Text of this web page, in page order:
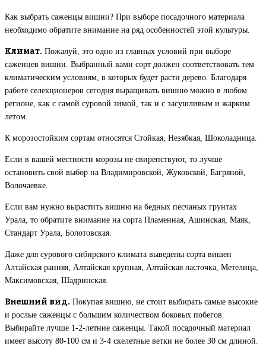
Как выбрать саженцы вишни? При выборе посадочного материала
необходимо обратите внимание на ряд особенностей этой культуры.
Климат. Пожалуй, это одно из главных условий при выборе
саженцев вишни. Выбранный вами сорт должен соответствовать тем
климатическим условиям, в которых будет расти дерево. Благодаря
работе селекционеров сегодня выращивать вишню можно в любом
регионе, как с самой суровой зимой, так и с засушливым и жарким
летом.
К морозостойким сортам относятся Стойкая, Незябкая, Шоколадница.
Если в вашей местности морозы не свирепствуют, то лучше
остановить свой выбор на Владимировской, Жуковской, Багряной,
Волочаевке.
Если вам нужно вырастить вишню на бедных песчаных грунтах
Урала, то обратите внимание на сорта Пламенная, Ашинская, Маяк,
Стандарт Урала, Болотовская.
Даже для сурового сибирского климата выведены сорта вишен
Алтайская ранняя, Алтайская крупная, Алтайская ласточка, Метелица,
Максимовская, Шадринская.
Внешний вид. Покупая вишню, не стоит выбирать самые высокие
и рослые саженцы с большим количеством боковых побегов.
Выбирайте лучше 1-2-летние саженцы. Такой посадочный материал
имеет высоту 80-100 см и 3-4 скелетные ветки не более 30 см длиной.